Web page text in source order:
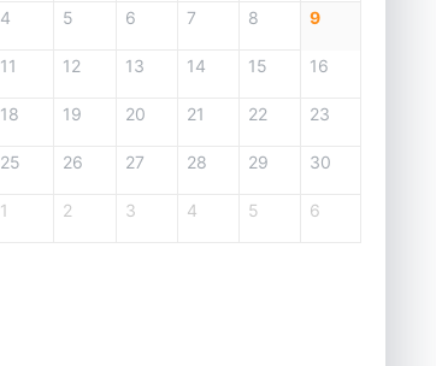
4 5 6 7 8 9
11 12 13 14 15 16
18 19 20 21 22 23
25 26 27 28 29 30
1 2 3 4 5 6